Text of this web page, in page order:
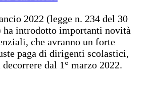
2022 (legge n. 234 del 30
ha introdotto importanti novità
che avranno un forte
paga di dirigenti scolastici,
dal 1° marzo 2022.